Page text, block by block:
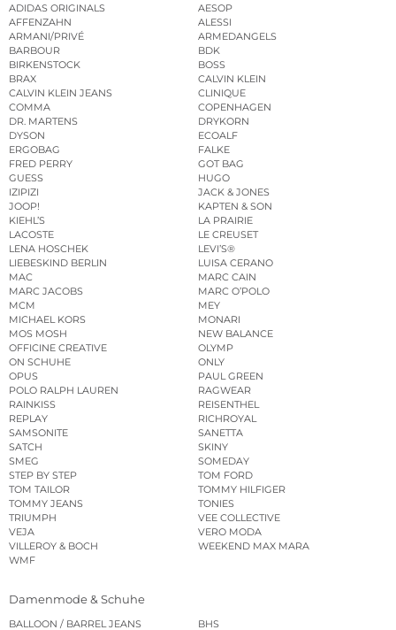
ADIDAS ORIGINALS
AESOP
AFFENZAHN
ALESSI
ARMANI/PRIVÉ
ARMEDANGELS
BARBOUR
BDK
BIRKENSTOCK
BOSS
BRAX
CALVIN KLEIN
CALVIN KLEIN JEANS
CLINIQUE
COMMA
COPENHAGEN
DR. MARTENS
DRYKORN
DYSON
ECOALF
ERGOBAG
FALKE
FRED PERRY
GOT BAG
GUESS
HUGO
IZIPIZI
JACK & JONES
JOOP!
KAPTEN & SON
KIEHL’S
LA PRAIRIE
LACOSTE
LE CREUSET
LENA HOSCHEK
LEVI’S®
LIEBESKIND BERLIN
LUISA CERANO
MAC
MARC CAIN
MARC JACOBS
MARC O’POLO
MCM
MEY
MICHAEL KORS
MONARI
MOS MOSH
NEW BALANCE
OFFICINE CREATIVE
OLYMP
ON SCHUHE
ONLY
OPUS
PAUL GREEN
POLO RALPH LAUREN
RAGWEAR
RAINKISS
REISENTHEL
REPLAY
RICHROYAL
SAMSONITE
SANETTA
SATCH
SKINY
SMEG
SOMEDAY
STEP BY STEP
TOM FORD
TOM TAILOR
TOMMY HILFIGER
TOMMY JEANS
TONIES
TRIUMPH
VEE COLLECTIVE
VEJA
VERO MODA
VILLEROY & BOCH
WEEKEND MAX MARA
WMF
Damenmode & Schuhe
BALLOON / BARREL JEANS
BHS